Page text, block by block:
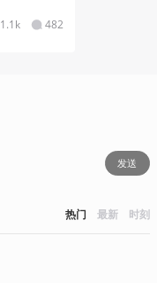
1.1k 482
发送
热门 最新 时刻